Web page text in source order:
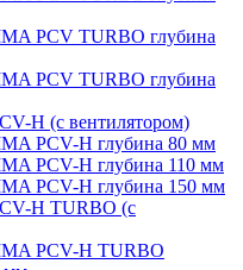
PCV TURBO глубина
PCV TURBO глубина
H (c вентилятором)
PCV-H глубина 80 мм
PCV-H глубина 110 мм
PCV-H глубина 150 мм
H TURBO (c
PCV-H TURBO